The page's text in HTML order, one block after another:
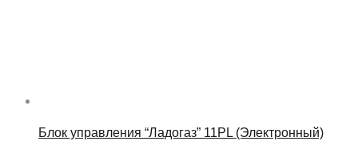
Блок управления “Ладогаз” 11PL (Электронный)